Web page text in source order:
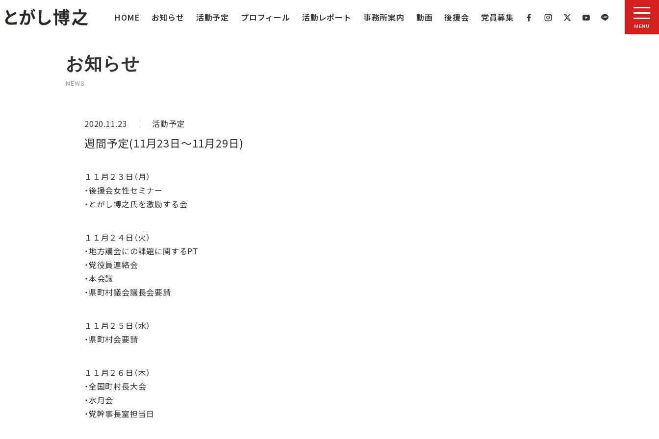
HOME お知らせ 活動予定 プロフィール 活動レポート 事務所案内 動画 後援会 党員募集
MENU
お知らせ
NEWS
2020.11.23 ｜ 活動予定
週間予定(11月23日～11月29日)
１１月２３日（月）
・後援会女性セミナー
・とがし博之氏を激励する会
１１月２４日（火）
・地方議会にの課題に関するPT
・党役員連絡会
・本会議
・県町村議会議長会要請
１１月２５日（水）
・県町村会要請
１１月２６日（木）
・全国町村長大会
・水月会
・党幹事長室担当日